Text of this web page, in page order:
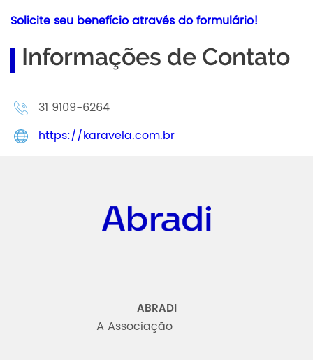
Solicite seu benefício através do formulário!
Informações de Contato
31 9109-6264
https://karavela.com.br
ABRADI
A Associação